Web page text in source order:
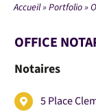
VIE ÉCONOMIQUE
Accueil»Portfolio»
OFFICE
Notaires
5 Place